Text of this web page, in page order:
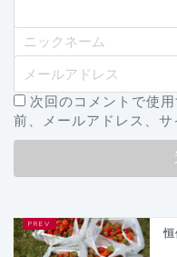
次回のコメントで使
前、メールアドレス、サ
恒